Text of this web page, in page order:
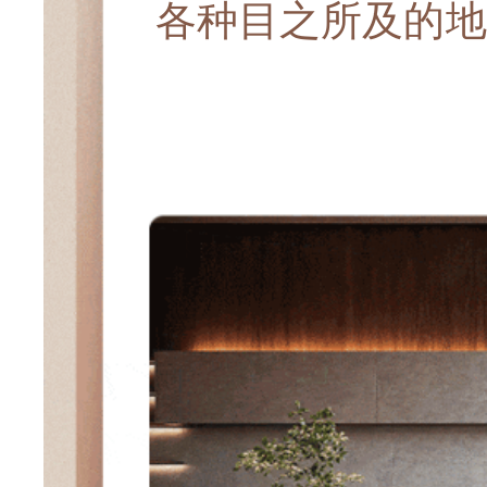
各种目之所及的